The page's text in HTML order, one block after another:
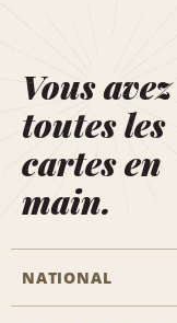
Vous avez
toutes les
cartes en
main.
NATIONAL